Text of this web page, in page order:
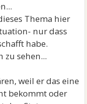
Thema hier
nur dass
habe.
zu sehen...
weil er das eine
bekommt oder